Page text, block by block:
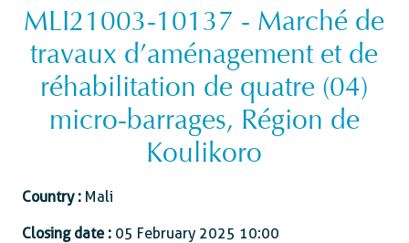
MLI21003-10137 - Marché de
travaux d’aménagement et de
réhabilitation de quatre (04)
micro-barrages, Région de
Koulikoro
Country : Mali
Closing date : 05 February 2025 10:00